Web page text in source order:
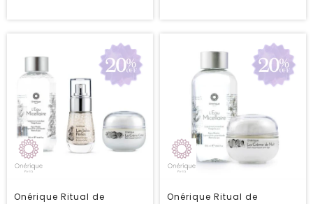
Onérique Ritual de
Onérique Ritual de